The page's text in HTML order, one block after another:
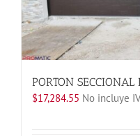
en
la
de
PORTON SECCIONAL
$17,284.55 No incluye